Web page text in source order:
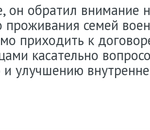
он обратил внимание
проживания семей
приходить к
касательно
улучшению